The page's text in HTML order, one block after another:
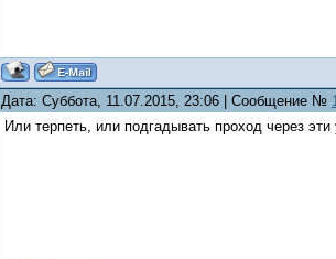
Дата: Суббота, 11.07.2015, 23:06 | Сообщение №
Или терпеть, или подгадывать проход через эти